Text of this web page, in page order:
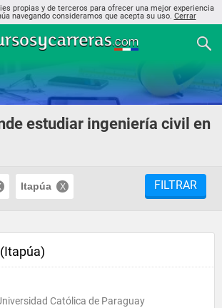
propias y de terceros para ofrecer una mejor experiencia
navegando consideramos que acepta su uso. Cerrar
estudiar ingeniería civil en
Itapúa FILTRAR
Católica de Paraguay